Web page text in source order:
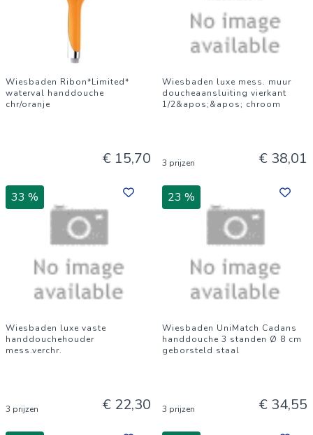
Wiesbaden Ribon*Limited*
waterval handdouche
chr/oranje
€ 15,70
Wiesbaden luxe mess. muur
doucheaansluiting vierkant
1/2&apos;&apos; chroom
3 prijzen € 38,01
33 %
Wiesbaden luxe vaste
handdouchehouder
mess.verchr.
3 prijzen € 22,30
23 %
Wiesbaden UniMatch Cadans
handdouche 3 standen Ø 8 cm
geborsteld staal
3 prijzen € 34,55